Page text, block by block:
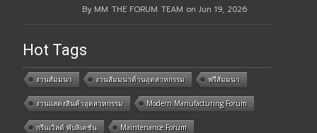
By MM THE FORUM TEAM on Jun 19, 2026
Hot Tags
งานสัมมนา งานสัมมนาด้านอุตสาหกรรม ฟรีสัมมนา
งานแสดงสินค้าอุตสาหกรรม Modern Manufacturing Forum
กรีนเวิลด์ พับลิเคชั่น Maintenance Forum